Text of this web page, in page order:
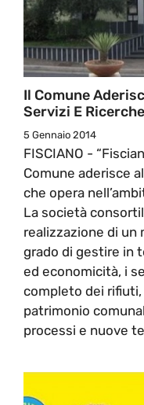
Il Comune
Servizi E
5 Gennaio 2014
FISCIANO -
Comune aderisce
che opera
La società
realizzazione di un
grado di gestire in
ed economicità, i
completo dei
patrimonio
processi e nuove